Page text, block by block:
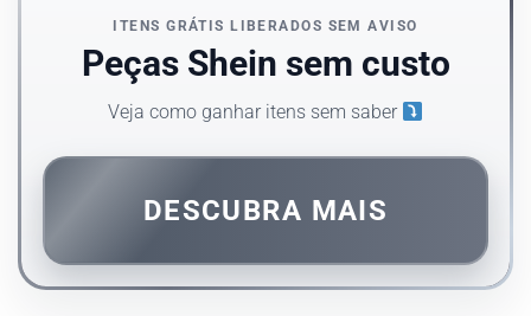
ITENS GRÁTIS LIBERADOS SEM AVISO
Peças Shein sem custo
Veja como ganhar itens sem saber
DESCUBRA MAIS